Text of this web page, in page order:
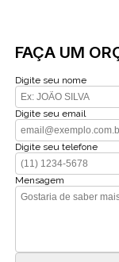
FAÇA UM
Digite seu nome
Digite seu email
Digite seu telefone
Mensagem